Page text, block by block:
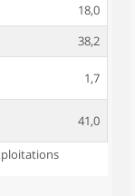
18,0
38,2
1,7
41,0